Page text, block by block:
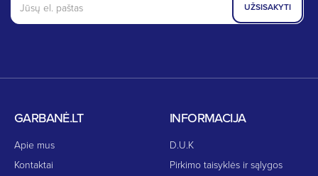
GARBANĖ.LT
Apie mus
Kontaktai
INFORMACIJA
D.U.K
Pirkimo taisyklės ir sąlygos
UŽSISAKYTI